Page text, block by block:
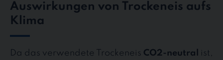
Auswirkungen von Trockeneis aufs
Klima
Da das verwendete Trockeneis CO2-neutral
ist,